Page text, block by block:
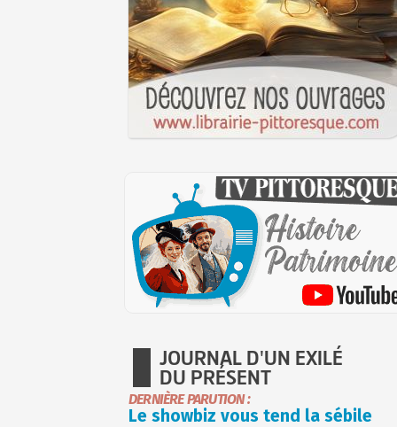
JOURNAL D'UN EXILÉ
DU PRÉSENT
DERNIÈRE PARUTION :
Le showbiz vous tend la sébile